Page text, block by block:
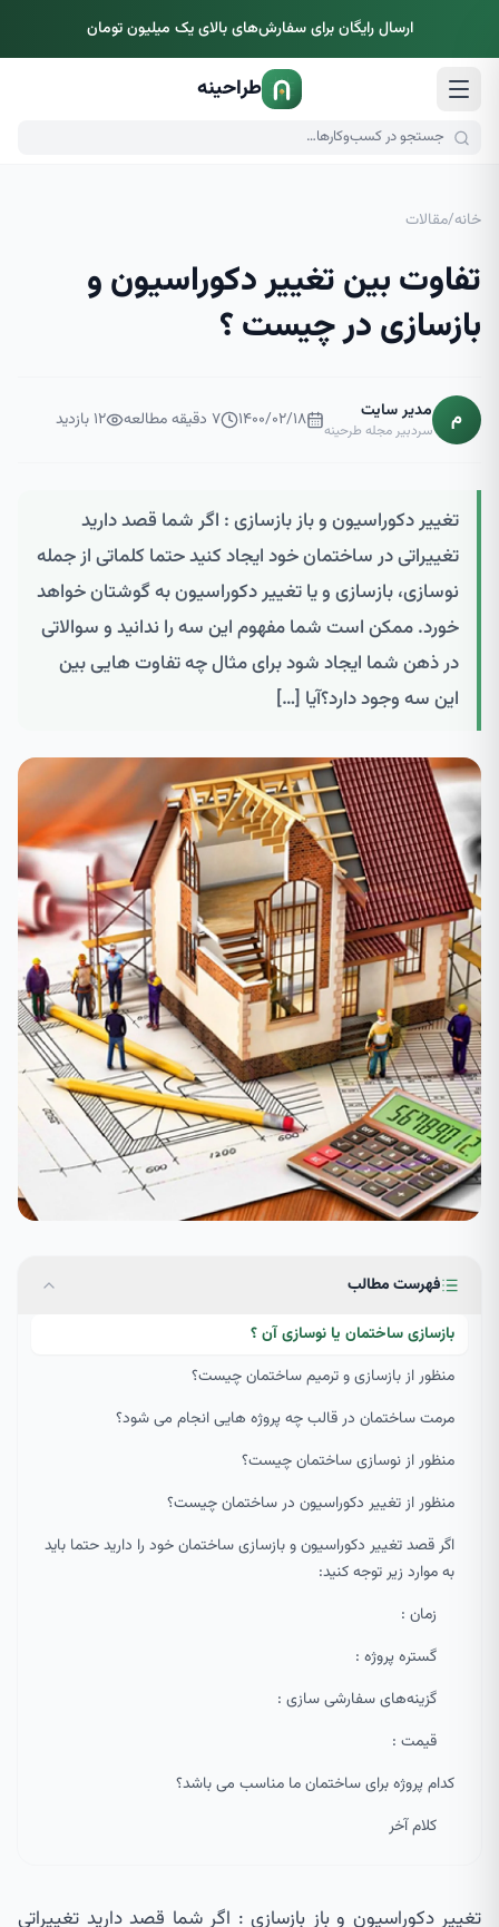
ارسال رایگان برای سفارش‌های بالای یک میلیون تومان
طراحینه
خانه/مقالات
تفاوت بین تغییر دکوراسیون و
بازسازی در چیست ؟
م مدیر سایت
سردبیر مجله طرحینه ۱۴۰۰/۰۲/۱۸ ۷ دقیقه مطالعه ۱۲بازدید
تغییر دکوراسیون و باز بازسازی : اگر شما قصد دارید
تغییراتی در ساختمان خود ایجاد کنید حتما کلماتی از جمله
نوسازی، بازسازی و یا تغییر دکوراسیون به گوشتان خواهد
خورد. ممکن است شما مفهوم این سه را ندانید و سوالاتی
در ذهن شما ایجاد شود برای مثال چه تفاوت هایی بین
این سه وجود دارد؟آیا […]
فهرست مطالب
بازسازی ساختمان یا نوسازی آن ؟
منظور از بازسازی و ترمیم ساختمان چیست؟
مرمت ساختمان در قالب چه پروژه هایی انجام می شود؟
منظور از نوسازی ساختمان چیست؟
منظور از تغییر دکوراسیون در ساختمان چیست؟
اگر قصد تغییر دکوراسیون و بازسازی ساختمان خود را دارید حتما باید
به موارد زیر توجه کنید:
زمان :
گستره پروژه :
گزینه‌های سفارشی سازی :
قیمت :
کدام پروژه برای ساختمان ما مناسب می باشد؟
کلام آخر
تغییر دکوراسیون و باز بازسازی : اگر شما قصد دارید تغییراتی